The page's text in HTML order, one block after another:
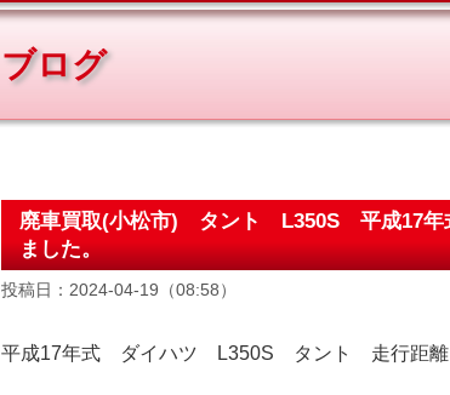
ブログ
廃車買取(小松市) タント L350S 平成17
ました。
投稿日：2024-04-19（08:58）
平成17年式 ダイハツ L350S タント 走行距離